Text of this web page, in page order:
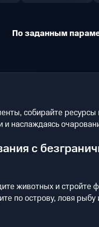
По заданным
собирайте ресурсы
и наслаждаясь
с
животных и стройте
по острову, ловя рыбу